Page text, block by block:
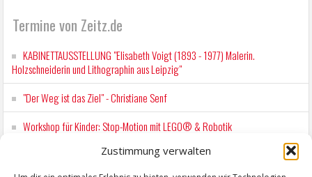
Zustimmung verwalten
Termine von Zeitz.de
KABINETTAUSSTELLUNG "Elisabeth Voigt (1893 - 1977) Malerin.
Holzschneiderin und Lithographin aus Leipzig"
"Der Weg ist das Ziel" - Christiane Senf
Workshop für Kinder: Stop-Motion mit LEGO® & Robotik